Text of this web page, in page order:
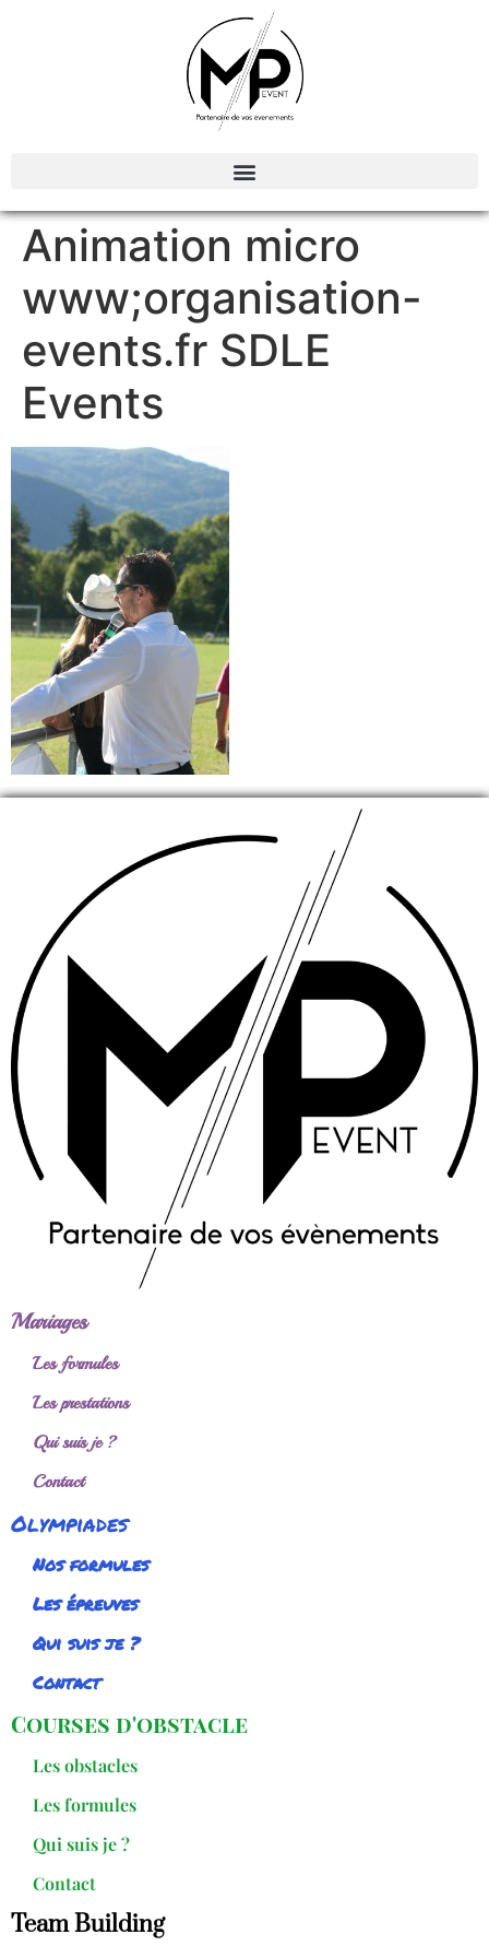
Animation micro
www;organisation-
events.fr SDLE
Events
Mariages
Les formules
Les prestations
Qui suis je ?
Contact
Olympiades
Nos formules
Les épreuves
Qui suis je ?
Contact
Courses d'obstacle
Les obstacles
Les formules
Qui suis je ?
Contact
Team Building